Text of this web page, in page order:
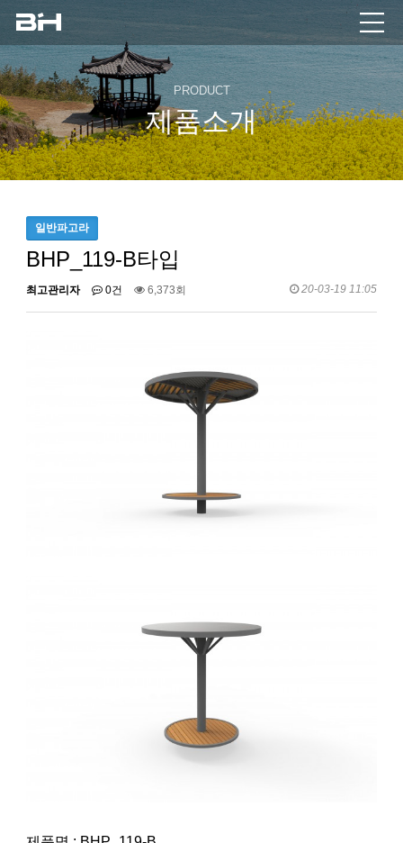
PRODUCT
제품소개
일반파고라
BHP_119-B타입
최고관리자 0건 6,373회 20-03-19 11:05